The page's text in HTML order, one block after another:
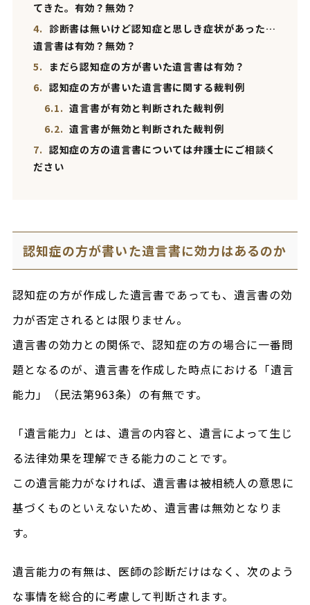
てきた。有効？無効？
4. 診断書は無いけど認知症と思しき症状があった…
遺言書は有効？無効？
5.
まだら認知症の方が書いた遺言書は有効？
6. 認知症の方が書いた遺言書に関する裁判例
6.1. 遺言書が有効と判断された裁判例
6.2. 遺言書が無効と判断された裁判例
7. 認知症の方の遺言書については弁護士にご相談く
ださい
認知症の方が書いた遺言書に効力はあるのか
認知症の方が作成した遺言書であっても、遺言書の効
力が否定されるとは限りません。
遺言書の効力との関係で、認知症の方の場合に一番問
題となるのが、遺言書を作成した時点における「遺言
能力」（民法第963条）の有無です。
「遺言能力」とは、遺言の内容と、遺言によって生じ
る法律効果を理解できる能力のことです。
この遺言能力がなければ、遺言書は被相続人の意思に
基づくものといえないため、遺言書は無効となりま
す。
遺言能力の有無は、医師の診断だけはなく、次のよう
な事情を総合的に考慮して判断されます。